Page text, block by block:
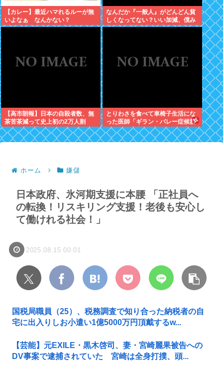
【カレー】最近ハマれるルーが無
いよなぁ なんかない？
なんだか『一般人』がどんどん貧
しくなってない？いい加減、僕み
たいに副業したら？週に2日休む
【高市朗報】日本の自殺者数、無
茶苦茶減って史上初の2万人割
れ。無茶苦茶生きやすい国になっ
てる件www
とりわさを食べて車椅子生活にな
った医師「ギラン・バレー症候群
になって本当に絶望。死んだ方が
良かったと思った」
ホーム 嫌儲
日本政府、氷河期支援に本腰 「正社員へ
の転換！リスキリング支援！老後も安心し
て働けれる社会！」
2025.08.15 00:01
国税局職員（25）、税務調査で知り合った納税者の自
宅に出入りしお小遣い1億5000万円頂戴するw...
【芸能】元EXILE・黒木啓司、妻・宮崎麗果被告への
DV事案で逮捕されていた 宮崎は全身打撲、頭...